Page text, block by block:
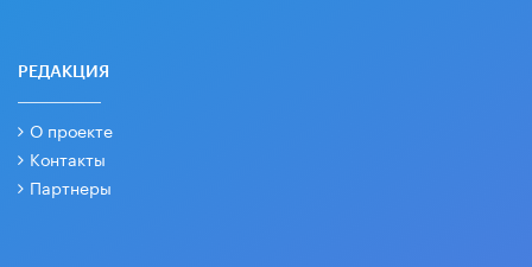
РЕДАКЦИЯ
О проекте
Контакты
Партнеры